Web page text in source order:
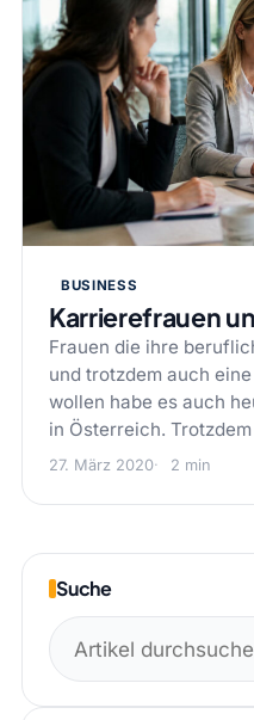
BUSINESS
Karrierefrauen
Frauen die ihre
und trotzdem auch
wollen habe es auch
in Österreich.
27. März 2020 2 min
Suche
Suchen
nach: